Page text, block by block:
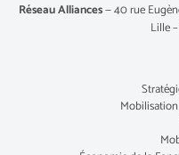
Réseau Alliances— 40 rue
Lille